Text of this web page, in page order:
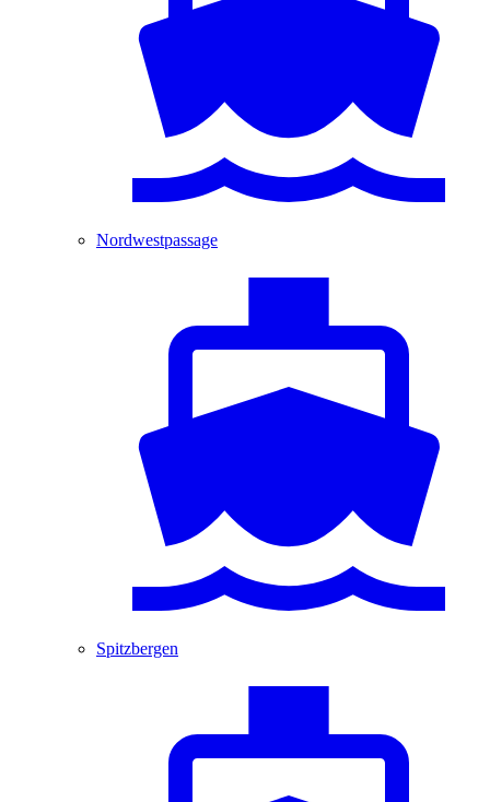
Nordwestpassage
Spitzbergen